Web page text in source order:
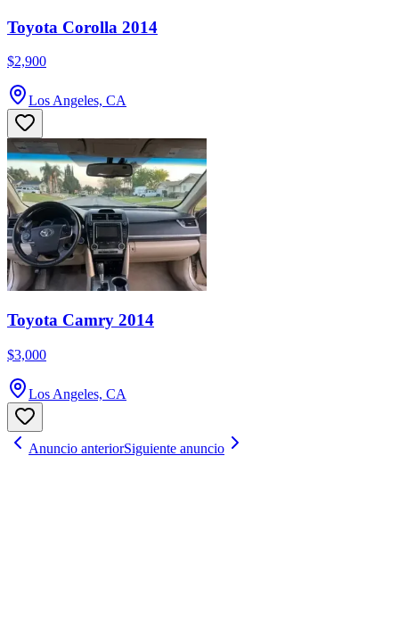
Toyota Corolla 2014
$2,900
Los Angeles, CA
Toyota Camry 2014
$3,000
Los Angeles, CA
Anuncio anteriorSiguiente anuncio